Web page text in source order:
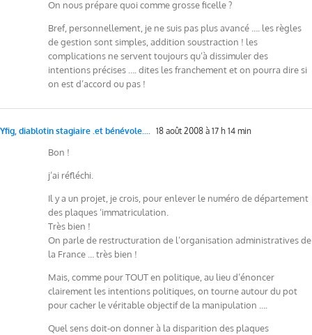
On nous prépare quoi comme grosse ficelle ?
Bref, personnellement, je ne suis pas plus avancé …. les règles
de gestion sont simples, addition soustraction ! les
complications ne servent toujours qu’à dissimuler des
intentions précises …. dites les franchement et on pourra dire si
on est d’accord ou pas !
Yfig, diablotin stagiaire .et bénévole.... 18 août 2008 à 17 h 14 min
Bon !
j’ai réfléchi.
Il y a un projet, je crois, pour enlever le numéro de département
des plaques ‘immatriculation.
Très bien !
On parle de restructuration de l’organisation administratives de
la France … très bien !
Mais, comme pour TOUT en politique, au lieu d’énoncer
clairement les intentions politiques, on tourne autour du pot
pour cacher le véritable objectif de la manipulation ….
Quel sens doit-on donner à la disparition des plaques